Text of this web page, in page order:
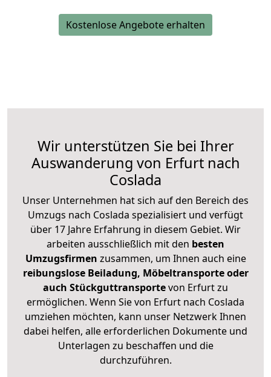
Kostenlose Angebote erhalten
Wir unterstützen Sie bei Ihrer
Auswanderung von Erfurt nach
Coslada
Unser Unternehmen hat sich auf den Bereich des
Umzugs nach Coslada spezialisiert und verfügt
über 17 Jahre Erfahrung in diesem Gebiet. Wir
arbeiten ausschließlich mit den besten
Umzugsfirmen zusammen, um Ihnen auch eine
reibungslose Beiladung, Möbeltransporte oder
auch Stückguttransportevon Erfurt zu
ermöglichen. Wenn Sie von Erfurt nach Coslada
umziehen möchten, kann unser Netzwerk Ihnen
dabei helfen, alle erforderlichen Dokumente und
Unterlagen zu beschaffen und die
durchzuführen.